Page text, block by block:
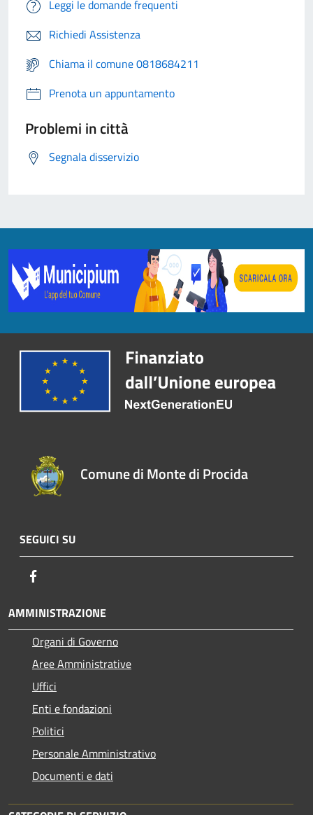
Leggi le domande frequenti
Richiedi Assistenza
Chiama il comune 0818684211
Prenota un appuntamento
Problemi in città
Segnala disservizio
Comune di Monte di Procida
SEGUICI SU
AMMINISTRAZIONE
Organi di Governo
Aree Amministrative
Uffici
Enti e fondazioni
Politici
Personale Amministrativo
Documenti e dati